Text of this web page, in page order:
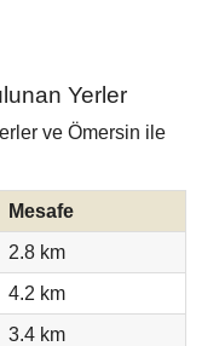
Yerler
ve Ömersin ile
Mesafe
2.8 km
4.2 km
3.4 km